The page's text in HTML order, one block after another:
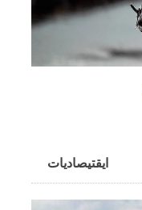
ایقتیصادیات